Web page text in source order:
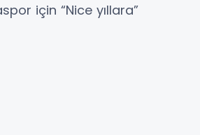
için “Nice yıllara”